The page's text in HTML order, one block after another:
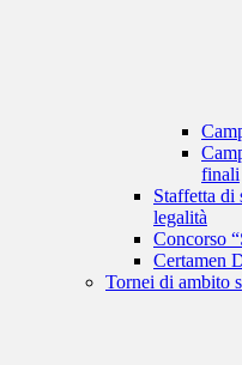
finali
Staffetta di
legalità
Concorso
Certamen
Tornei di ambito